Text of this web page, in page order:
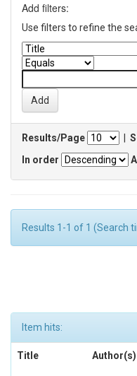
Add filters:
Use filters to refine the
Results/Page
In order
Results 1-1 of 1 (Search
Item hits:
Title Author(s)